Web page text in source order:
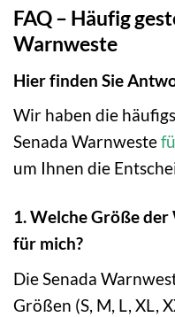
FAQ – Häufig
Warnweste
Hier finden Sie
Wir haben die
Senada Warnweste
um Ihnen die
1. Welche Größe
für mich?
Die Senada
Größen (S, M, L, XL,